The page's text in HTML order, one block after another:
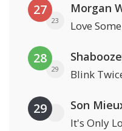
27
23
Morgan
Love
28
29 Blink
29 Son
It's Only